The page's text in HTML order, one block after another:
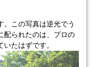
。この写真は逆光でう
配られたのは、プロの
たはずです。